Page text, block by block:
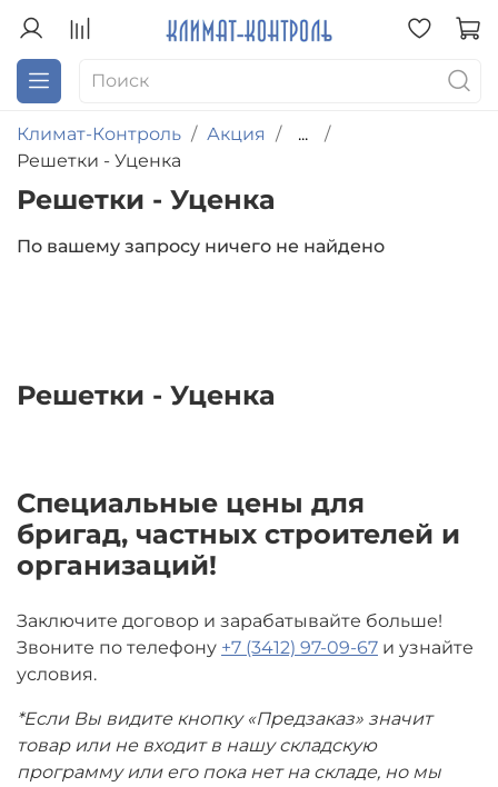
Климат-Контроль Акция
...
Решетки - Уценка
Решетки - Уценка
По вашему запросу ничего не найдено
Решетки - Уценка
Специальные цены для
бригад, частных строителей и
организаций!
Заключите договор и зарабатывайте больше!
Звоните по телефону +7 (3412) 97-09-67 и узнайте
условия.
*Если Вы видите кнопку «Предзаказ» значит
товар или не входит в нашу складскую
программу или его пока нет на складе, но мы